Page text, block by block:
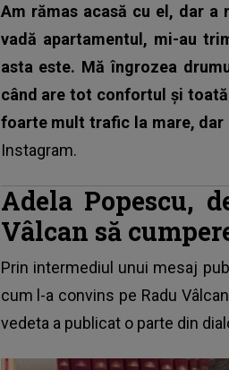
Am rămas acasă cu el, dar a
vadă apartamentul, mi-au
asta este. Mă îngrozea
când are tot confortul și
foarte mult trafic la mare, dar
Instagram.
Adela Popescu,
Vâlcan să
Prin intermediul unui mesaj
cum l-a convins pe Radu
vedeta a publicat o parte din